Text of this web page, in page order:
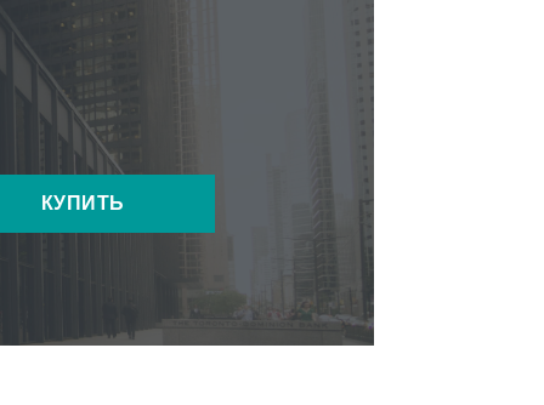
КУПИТЬ